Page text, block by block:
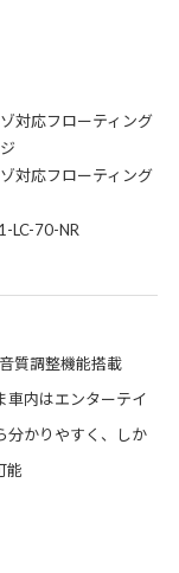
対応フローティング
対応フローティング
LC-70-NR
質調整機能搭載
車内はエンターテイ
分かりやすく、しか
能